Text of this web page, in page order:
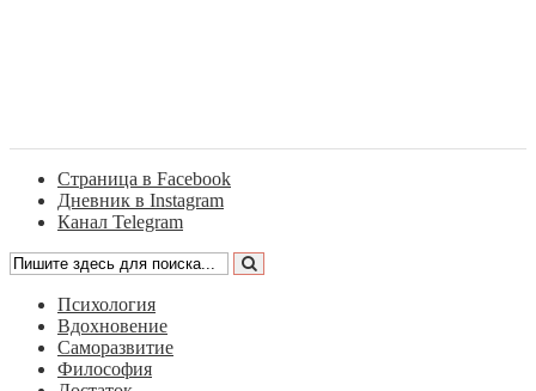
Страница в Facebook
Дневник в Instagram
Канал Telegram
Психология
Вдохновение
Саморазвитие
Философия